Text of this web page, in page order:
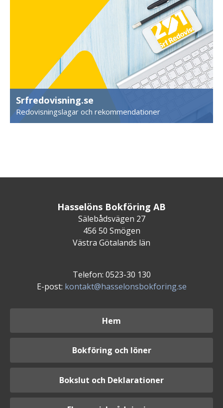
Srfredovisning.se
Redovisningslagar och rekommendationer
Hasselöns Bokföring AB
Sälebådsvägen 27
456 50 Smögen
Västra Götalands län
Telefon: 0523-30 130
E-post: kontakt@hasselonsbokforing.se
Hem
Bokföring och löner
Bokslut och Deklarationer